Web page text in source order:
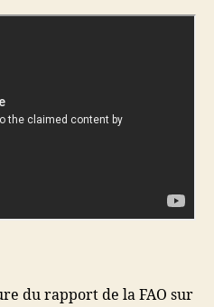
du rapport de la FAO sur